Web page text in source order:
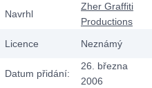
Navrhl
Zher Graffiti
Productions
Licence
Neznámý
Datum přidání:
26. března
2006